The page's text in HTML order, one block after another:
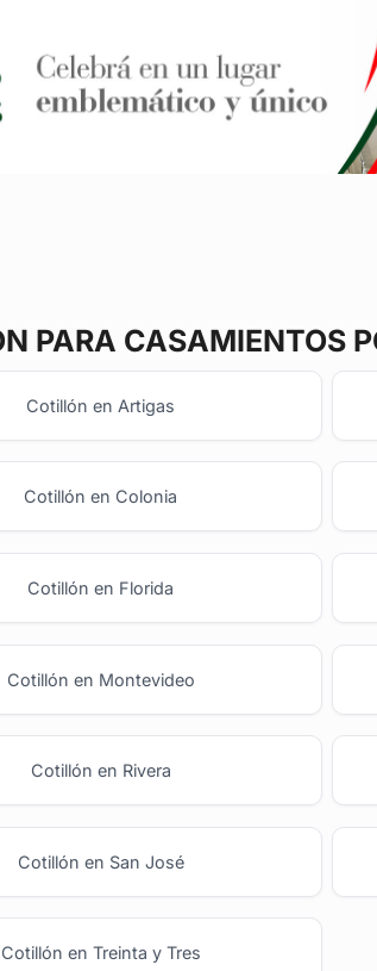
PARA CASAMIENTOS
Cotillón en Artigas
Cotillón en Colonia
Cotillón en Florida
Cotillón en Montevideo
Cotillón en Rivera
Cotillón en San José
Cotillón en Treinta y Tres